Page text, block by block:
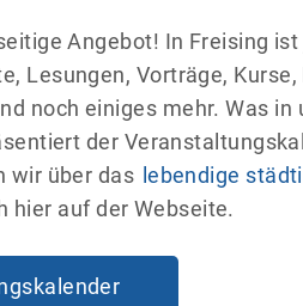
Angebot! In Freising
Lesungen, Vorträge, Kurse,
noch einiges mehr. Was in
der
wir über das lebendige
hier auf der Webseite.